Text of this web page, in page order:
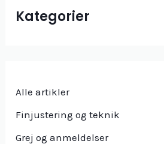
Kategorier
Alle artikler
Finjustering og teknik
Grej og anmeldelser